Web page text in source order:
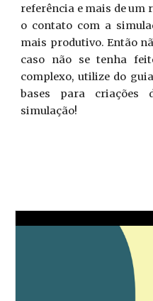
referência e mais de um
o contato com a
mais produtivo. Então
caso não se tenha
complexo, utilize do
bases para
simulação!